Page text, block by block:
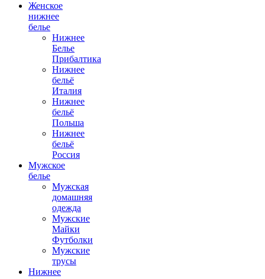
Женское
нижнее
белье
Нижнее
Белье
Прибалтика
Нижнее
бельё
Италия
Нижнее
бельё
Польша
Нижнее
бельё
Россия
Мужское
белье
Мужская
домашняя
одежда
Мужские
Майки
Футболки
Мужские
трусы
Нижнее